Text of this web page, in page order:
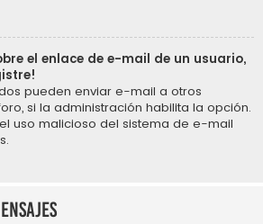
el enlace de e-mail de un usuario,
pueden enviar e-mail a otros
si la administración habilita la opción.
uso malicioso del sistema de e-mail